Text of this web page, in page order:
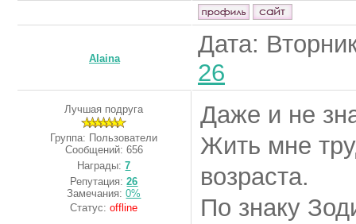
Alaina
Дата:
26
Лучшая подруга
Группа: Пользователи
Сообщений: 656
Награды:7
Репутация:26
Замечания:0%
Статус:offline
Даже и не
Жить мне
возраста.
По знаку